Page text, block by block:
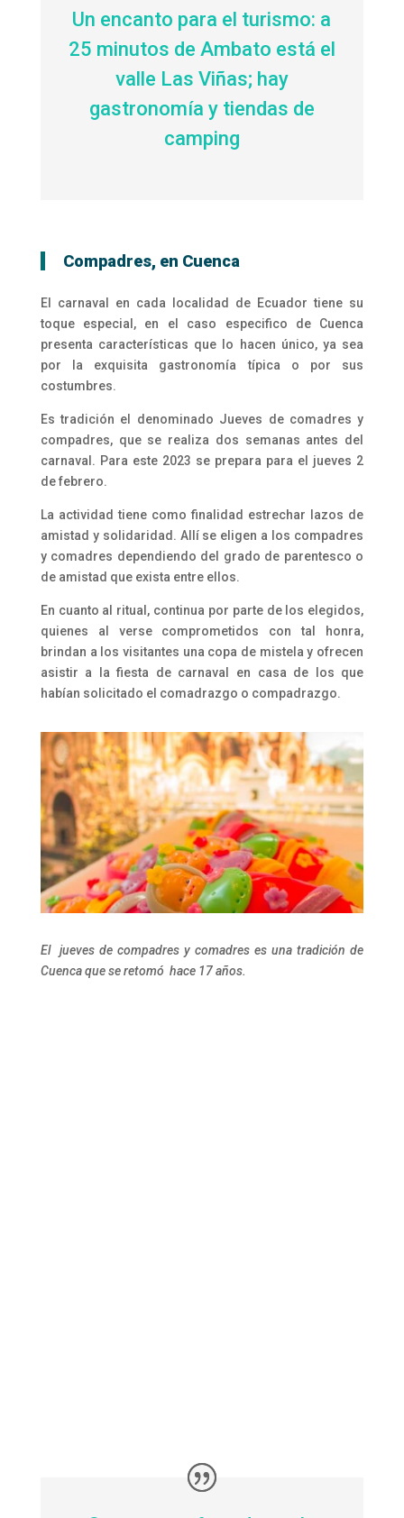
Un encanto para el turismo: a
25 minutos de Ambato está el
valle Las Viñas; hay
gastronomía y tiendas de
camping
Compadres, en Cuenca
El carnaval en cada localidad de Ecuador tiene su
toque especial, en el caso especifico de Cuenca
presenta características que lo hacen único, ya sea
por la exquisita gastronomía típica o por sus
costumbres.
Es tradición el denominado Jueves de comadres y
compadres, que se realiza dos semanas antes del
carnaval. Para este 2023 se prepara para el jueves 2
de febrero.
La actividad tiene como finalidad estrechar lazos de
amistad y solidaridad. Allí se eligen a los compadres
y comadres dependiendo del grado de parentesco o
de amistad que exista entre ellos.
En cuanto al ritual, continua por parte de los elegidos,
quienes al verse comprometidos con tal honra,
brindan a los visitantes una copa de mistela y ofrecen
asistir a la fiesta de carnaval en casa de los que
habían solicitado el comadrazgo o compadrazgo.
El jueves de compadres y comadres es una tradición de
Cuenca que se retomó hace 17 años.